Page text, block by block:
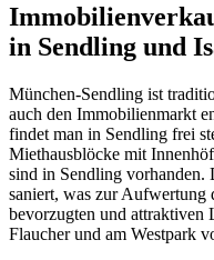
in Sendling und
München-Sendling ist
auch den Immobilienmarkt
findet man in Sendling frei
Miethausblöcke mit
sind in Sendling vorhanden.
saniert, was zur Aufwertung
bevorzugten und attraktiven
Flaucher und am Westpark